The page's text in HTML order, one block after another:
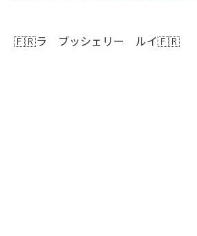
🇫🇷ラ ブッシェリー ルイ🇫🇷